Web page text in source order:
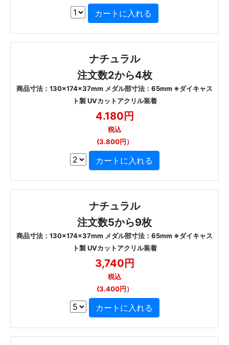
ナチュラル
注文数2から4枚
商品寸法：130×174×37mm メダル部寸法：65mm ※ダイキャス
ト製 UVカットアクリル装着
4.180円
税込
(3.800円）
ナチュラル
注文数5から9枚
商品寸法：130×174×37mm メダル部寸法：65mm ※ダイキャス
ト製 UVカットアクリル装着
3,740円
税込
(3.400円）